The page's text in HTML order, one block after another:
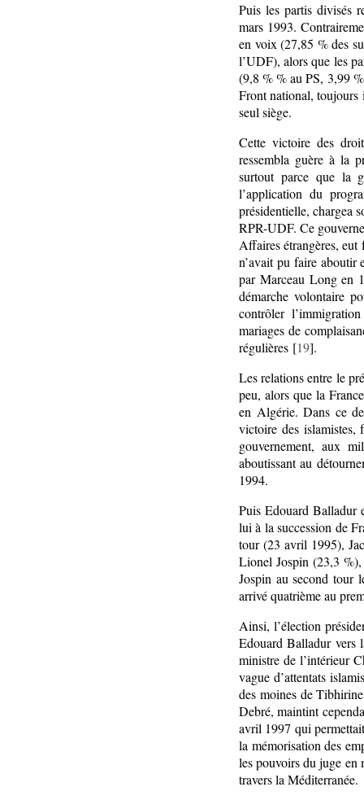
Puis les partis divisés
mars 1993.
en voix (27,85 % des
l’UDF), alors que les
(9,8 % % au PS, 3,99
Front national, toujours
seul siège.
Cette victoire des
ressembla guère à la
surtout parce que la
l’application du
présidentielle, chargea
RPR-UDF. Ce
Affaires étrangères,
n’avait pu faire aboutir
par Marceau Long en
démarche volontaire
contrôler
mariages de
régulières [19].
Les relations entre le
peu, alors que la
en Algérie. Dans ce
victoire des
gouvernement, aux
aboutissant au
1994.
Puis Edouard Balladur
lui à la succession de
tour (23 avril 1995),
Lionel Jospin (23,3
Jospin au second tour
arrivé quatrième au
Ainsi, l’élection
Edouard Balladur vers
ministre de l’intérieur
vague d’attentats
des moines de
Debré, maintint
avril 1997 qui
la mémorisation des
les pouvoirs du juge en
travers la Méditerranée.